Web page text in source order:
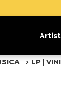
LP |